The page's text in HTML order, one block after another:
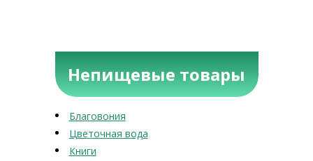
Непищевые товары
Благовония
Цветочная вода
Книги